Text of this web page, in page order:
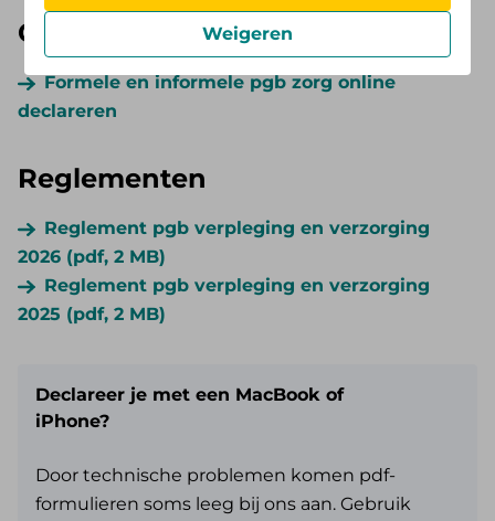
Online declareren
Formele en informele pgb zorg online
declareren
Reglementen
Reglement pgb verpleging en verzorging
2026 (pdf, 2 MB)
Reglement pgb verpleging en verzorging
2025 (pdf, 2 MB)
Declareer je met een MacBook of
iPhone?
Door technische problemen komen pdf-
formulieren soms leeg bij ons aan. Gebruik
Weigeren